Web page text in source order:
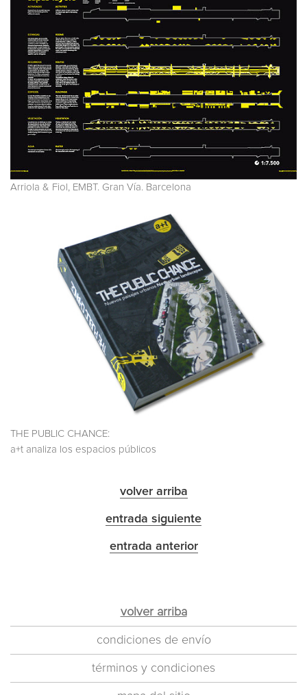
Arriola & Fiol, EMBT. Gran Vía. Barcelona
THE PUBLIC CHANCE:
a+t analiza los espacios públicos
volver arriba
entrada siguiente
entrada anterior
volver arriba
condiciones de envío
términos y condiciones